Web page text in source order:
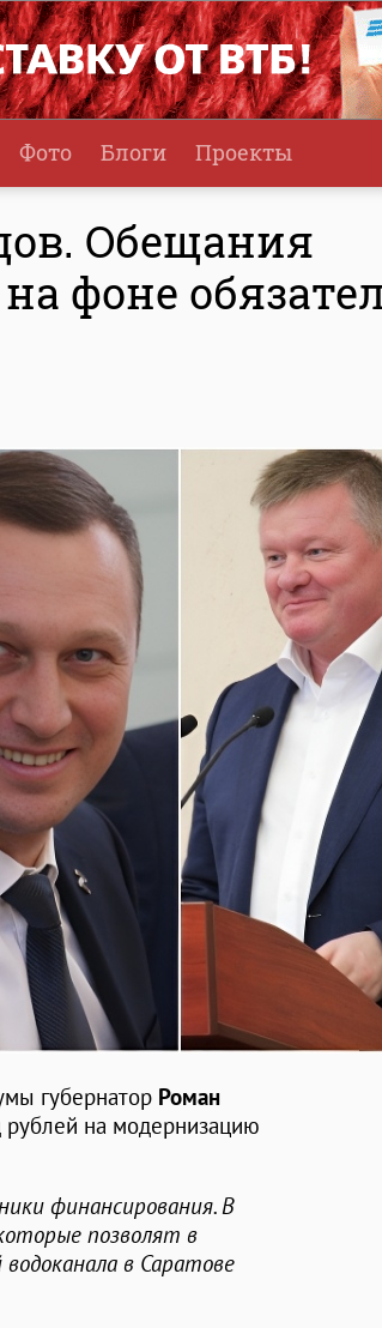
Фото Блоги Проекты
Обещания
фоне
губернатор Роман
на модернизацию
финансирования. В
позволят в
в Саратове